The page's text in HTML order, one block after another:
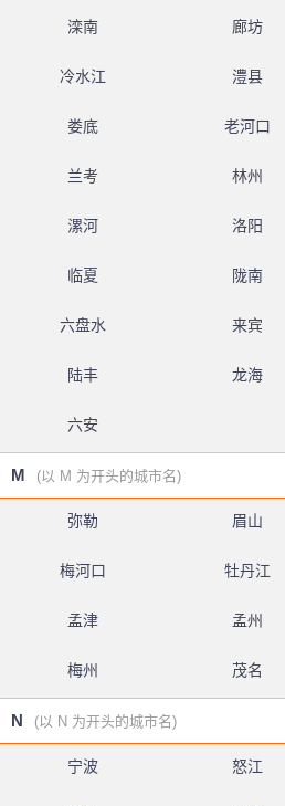
滦南 廊坊
冷水江 澧县
娄底 老河口
兰考 林州
漯河 洛阳
临夏 陇南
六盘水 来宾
陆丰 龙海
六安
M (以 M 为开头的城市名)
弥勒 眉山
梅河口 牡丹江
孟津 孟州
梅州 茂名
N (以 N 为开头的城市名)
宁波 怒江